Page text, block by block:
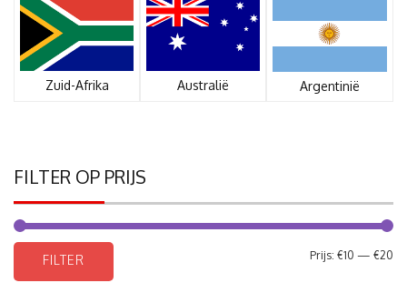
Zuid-Afrika Australië Argentinië
FILTER OP PRIJS
FILTER Prijs: €10 — €20